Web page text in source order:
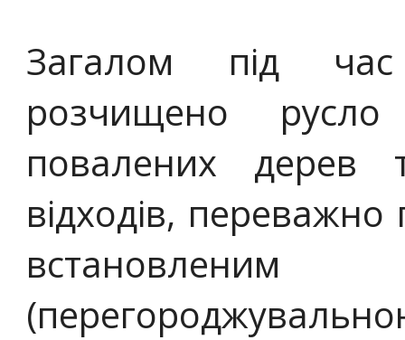
Загалом під
розчищено
повалених дерев
відходів, переважно